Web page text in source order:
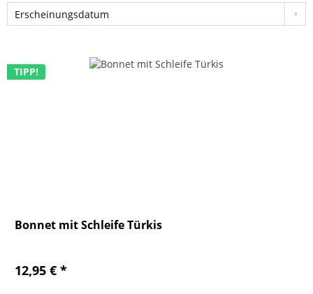
TIPP!
Bonnet mit Schleife Türkis
12,95 € *